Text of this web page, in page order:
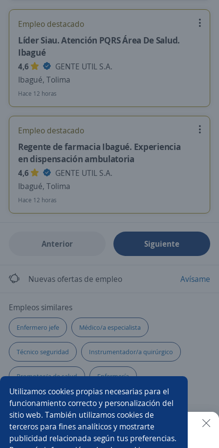
Utilizamos cookies propias necesarias para el
funcionamiento correcto y personalización del
sitio web. También utilizamos cookies de
terceros para fines analíticos y mostrarte
publicidad relacionada según tus preferencias.
Empleo destacado
Líder Siau. Atención PQRS Área De Salud.
Ibagué
4,6
GENTE UTIL S.A.
Ibagué, Tolima
Hace 12 horas
Empleo destacado
Regente de farmacia Ibagué. Experiencia
en dispensación ambulatoria
4,6
GENTE UTIL S.A.
Ibagué, Tolima
Hace 12 horas
Anterior Siguiente
Nuevas ofertas de empleo Avísame
Empleos similares
Enfermero jefe Médico/a especialista
Técnico seguridad Instrumentador/a quirúrgico
Promotor/a de salud Enfermería
Gerente administrativo Terapeuta ocupacional
Técnico/a Asistente comercial
Buscar es más fácil en la app